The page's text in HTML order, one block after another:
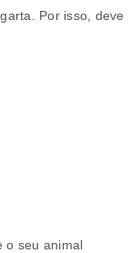
Por isso, deve
o seu animal